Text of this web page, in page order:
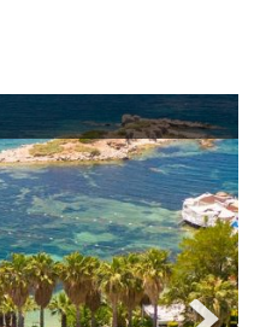
КОНТАКТИ
Запитване